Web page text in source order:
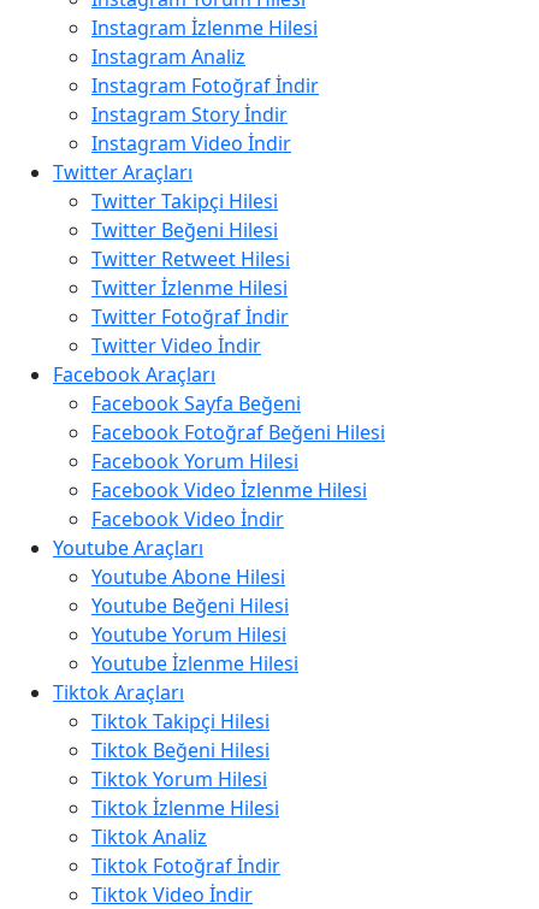
Instagram İzlenme Hilesi
Instagram Analiz
Instagram Fotoğraf İndir
Instagram Story İndir
Instagram Video İndir
Twitter Araçları
Twitter Takipçi Hilesi
Twitter Beğeni Hilesi
Twitter Retweet Hilesi
Twitter İzlenme Hilesi
Twitter Fotoğraf İndir
Twitter Video İndir
Facebook Araçları
Facebook Sayfa Beğeni
Facebook Fotoğraf Beğeni Hilesi
Facebook Yorum Hilesi
Facebook Video İzlenme Hilesi
Facebook Video İndir
Youtube Araçları
Youtube Abone Hilesi
Youtube Beğeni Hilesi
Youtube Yorum Hilesi
Youtube İzlenme Hilesi
Tiktok Araçları
Tiktok Takipçi Hilesi
Tiktok Beğeni Hilesi
Tiktok Yorum Hilesi
Tiktok İzlenme Hilesi
Tiktok Analiz
Tiktok Fotoğraf İndir
Tiktok Video İndir